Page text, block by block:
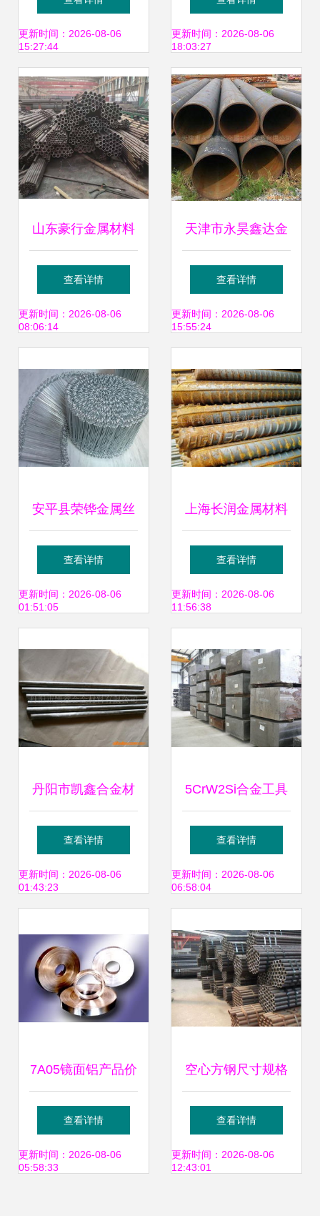
材料制品厂 专注金
属材料，打造优质
管材与型材
更新时间：2026-08-06
15:27:44
都金三秒标识厂金
属材料为例
更新时间：2026-08-06
18:03:27
山东豪行金属材料
公司 精密冷拔管加
工领域的专业力量
查看详情
更新时间：2026-08-06
08:06:14
天津市永昊鑫达金
属材料贸易有限公
司无缝管产品目录
查看详情
更新时间：2026-08-06
15:55:24
安平县荣铧金属丝
网制品 匠心编织，
坚固耐用
查看详情
更新时间：2026-08-06
01:51:05
上海长润金属材料
罗纹钢产品在中国
金属制品行业中的
查看详情
更新时间：2026-08-06
11:56:38
丹阳市凯鑫合金材
料有限公司——专
业金属加工材产品
查看详情
更新时间：2026-08-06
01:43:23
5CrW2Si合金工具
钢 性能特点与应用
解析
查看详情
更新时间：2026-08-06
06:58:04
7A05镜面铝产品价
格指南 板材、带材
与棒材的市场动态
查看详情
更新时间：2026-08-06
05:58:33
空心方钢尺寸规格
表详解及其在金属
制品中的应用
查看详情
更新时间：2026-08-06
12:43:01